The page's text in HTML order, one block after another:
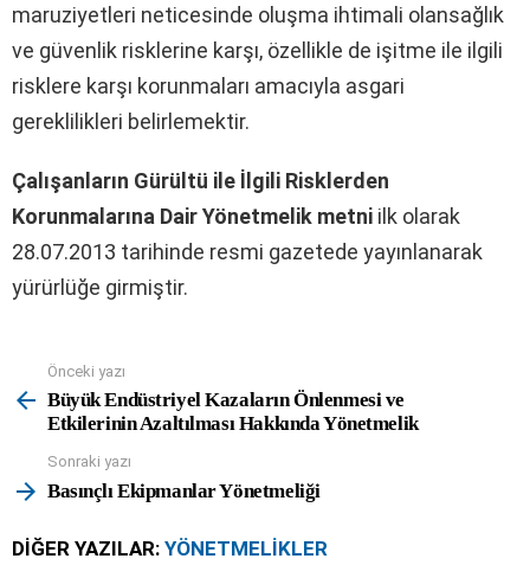
maruziyetleri neticesinde oluşma ihtimali olansağlık
ve güvenlik risklerine karşı, özellikle de işitme ile ilgili
risklere karşı korunmaları amacıyla asgari
gereklilikleri belirlemektir.
Çalışanların Gürültü ile İlgili Risklerden
Korunmalarına Dair Yönetmelik metni ilk olarak
28.07.2013 tarihinde resmi gazetede yayınlanarak
yürürlüğe girmiştir.
more
Önceki yazı
Büyük Endüstriyel Kazaların Önlenmesi ve
Etkilerinin Azaltılması Hakkında Yönetmelik
Sonraki yazı
Basınçlı Ekipmanlar Yönetmeliği
DIĞER YAZILAR: YÖNETMELIKLER